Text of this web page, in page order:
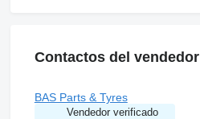
Contactos del vendedor
BAS Parts & Tyres
Vendedor verificado